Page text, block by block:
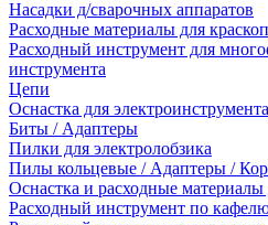
Насадки д/сварочных аппаратов
Расходные материалы для
Расходный инструмент для
инструмента
Цепи
Оснастка для электроинструмента
Биты / Адаптеры
Пилки для электролобзика
Пилы кольцевые / Адаптеры /
Оснастка и расходные
Расходный инструмент по